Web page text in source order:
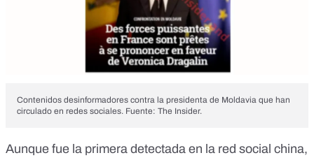
Contenidos desinformadores contra la presidenta de Moldavia que han
circulado en redes sociales. Fuente: The Insider.
Aunque fue la primera detectada en la red social china,